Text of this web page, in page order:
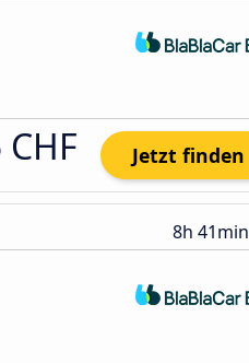
Jetzt finden
8h 41min